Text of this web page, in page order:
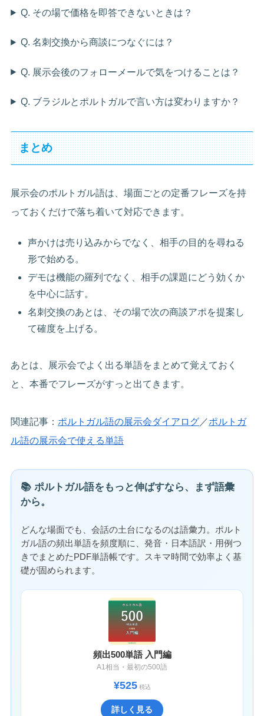
Q. その場で価格を即答できないときは？
Q. 名刺交換から商談につなぐには？
Q. 展示会後のフォローメールで気をつけることは？
Q. ブラジルとポルトガルで言い方は変わりますか？
まとめ
展示会のポルトガル語は、場面ごとの定番フレーズを持
っておくだけで落ち着いて対応できます。
声かけは売り込みからでなく、相手の目的を尋ねる
形で始める。
デモは機能の羅列でなく、相手の課題にどう効くか
を中心に話す。
名刺交換のあとは、その場で次の商談アポを提案し
て確度を上げる。
あとは、展示会でよく出る単語をまとめて覚えておく
と、本番でフレーズがすっと出てきます。
関連記事：ポルトガル語の展示会ダイアログ／ポルトガ
ル語の展示会で使える単語
📚 ポルトガル語をもっと伸ばすなら、まず語彙
から。
どんな場面でも、会話の土台になるのは語彙力。ポルト
ガル語の頻出単語を頻度順に、発音・日本語訳・用例つ
きでまとめたPDF単語帳です。スキマ時間で効率よく基
礎が固められます。
頻出500単語 入門編
A1相当・最初の500語
¥525税込
詳しく見る